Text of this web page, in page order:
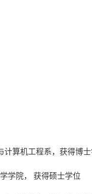
计算机工程系，获得博
学院， 获得硕士学位